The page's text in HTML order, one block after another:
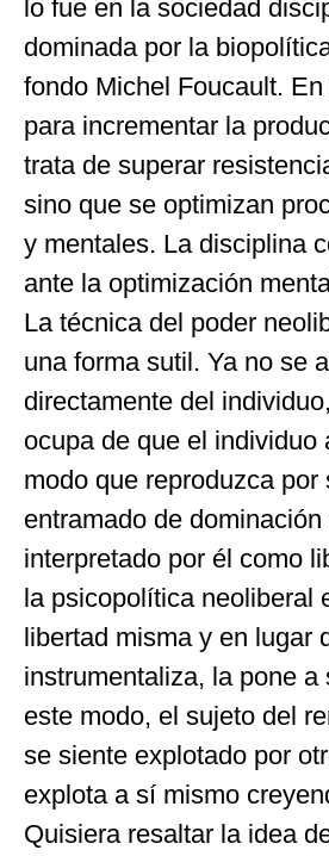
lo fue en la sociedad
dominada por la
fondo Michel Foucault.
para incrementar la
trata de superar
sino que se optimizan
y mentales. La disciplina
ante la optimización
La técnica del poder
una forma sutil. Ya no se
directamente del
ocupa de que el individuo
modo que reproduzca por
entramado de
interpretado por él como
la psicopolítica neoliberal
libertad misma y en lugar
instrumentaliza, la pone a
este modo, el sujeto del
se siente explotado por
explota a sí mismo
Quisiera resaltar la idea